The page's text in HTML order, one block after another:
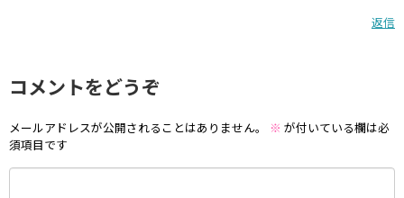
返信
コメントをどうぞ
メールアドレスが公開されることはありません。 ※ が付いている欄は必
須項目です